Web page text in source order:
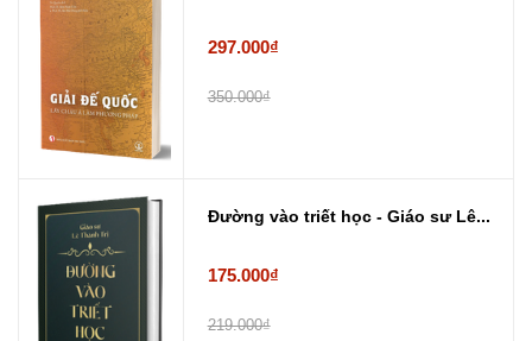
297.000₫
350.000₫
Đường vào triết học - Giáo sư Lê...
175.000₫
219.000₫